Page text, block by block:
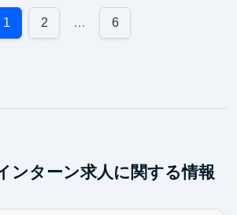
ャリアに大きく活きるはずです。開発
Code、Devinなど最新AIツールを
1 2 … 6
ンターン求人に関する情報